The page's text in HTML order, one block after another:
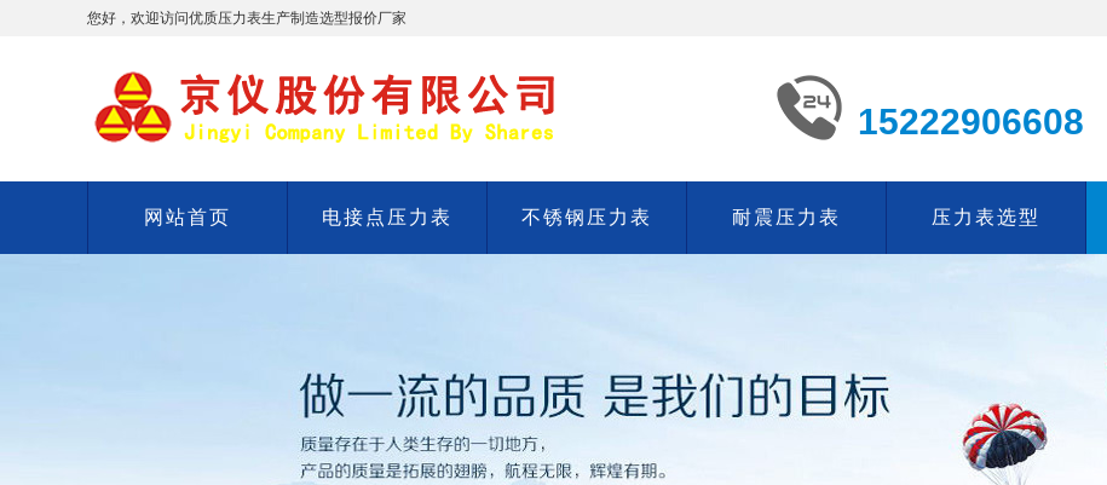
您好，欢迎访问优质压力表生产制造选型报价厂家
15222906608
网站首页 电接点压力表 不锈钢压力表 耐震压力表 压力表选型